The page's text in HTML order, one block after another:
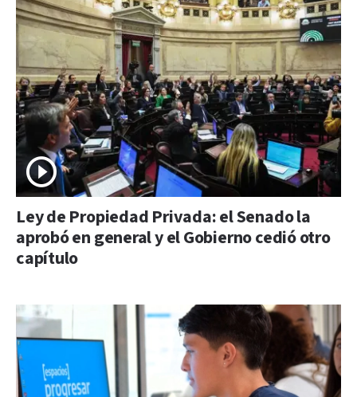
Ley de Propiedad Privada: el Senado la
aprobó en general y el Gobierno cedió otro
capítulo